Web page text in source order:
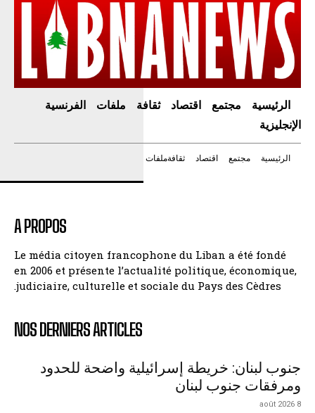
الرئيسية مجتمع اقتصاد ثقافة ملفات
الفرنسية
الإنجليزية
الرئيسية مجتمع اقتصاد ثقافةملفات
A PROPOS
Le média citoyen francophone du Liban a été fondé
en 2006 et présente l’actualité politique, économique,
judiciaire, culturelle et sociale du Pays des Cèdres.
NOS DERNIERS ARTICLES
جنوب لبنان: خريطة إسرائيلية واضحة للحدود
ومرفقات جنوب لبنان
8 août 2026